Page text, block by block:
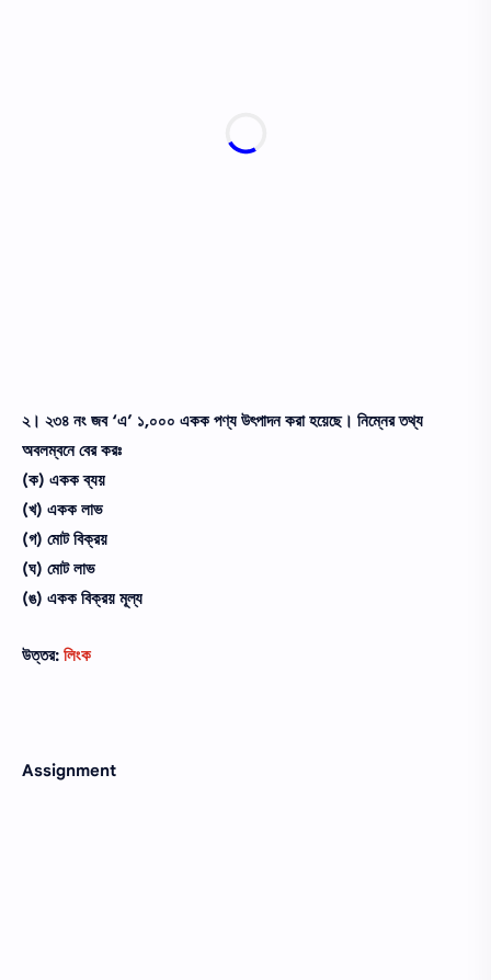
২। ২৩৪ নং জব ‘এ’ ১,০০০ একক পণ্য উৎপাদন করা হয়েছে। নিম্নের তথ্য
অবলম্বনে বের করঃ
(ক) একক ব্যয়
(খ) একক লাভ
(গ) মােট বিক্রয়
(ঘ) মােট লাভ
(ঙ) একক বিক্রয় মূল্য
উত্তর: লিংক
Assignment